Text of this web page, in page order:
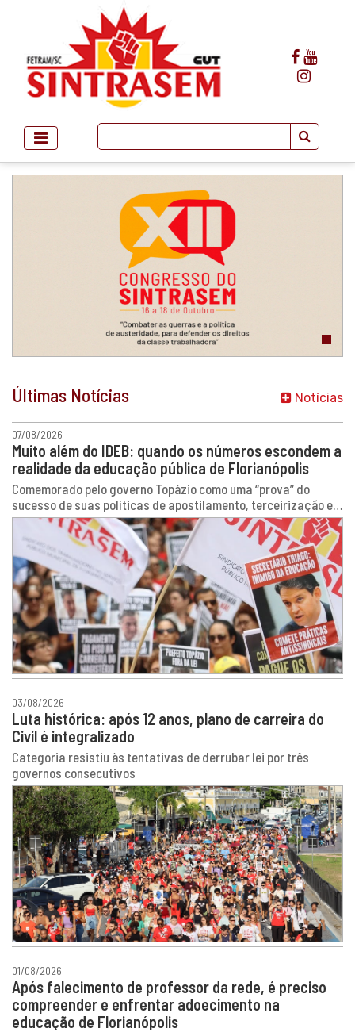
Últimas Notícias Notícias
07/08/2026
Muito além do IDEB: quando os números escondem a
realidade da educação pública de Florianópolis
Comemorado pelo governo Topázio como uma “prova” do
sucesso de suas políticas de apostilamento, terceirização e
precarização da educação pública, o IDEB esconde uma
realidade muito mais complexa que não foi devidamente
discutida nem pela PMF, nem pela grande imprensa.
03/08/2026
Luta histórica: após 12 anos, plano de carreira do
Civil é integralizado
Categoria resistiu às tentativas de derrubar lei por três
governos consecutivos
01/08/2026
Após falecimento de professor da rede, é preciso
compreender e enfrentar adoecimento na
educação de Florianópolis